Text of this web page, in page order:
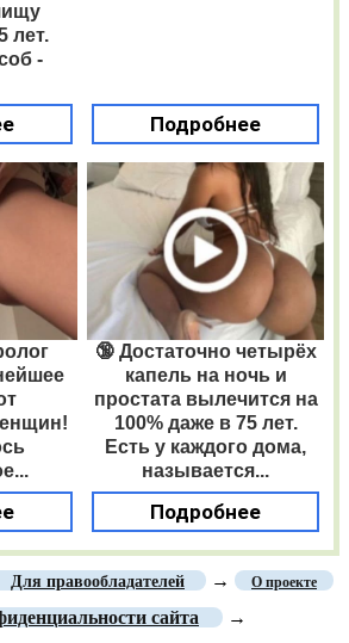
лет.
-
Подробнее
🔞 Достаточно четырёх
капель на ночь и
простата вылечится на
100% даже в 75 лет.
Есть у каждого дома,
называется...
Подробнее
Для правообладателей → О проекте
сайта →